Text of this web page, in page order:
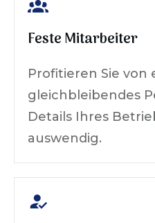
Feste Mitarbeiter
Profitieren Sie von
gleichbleibendes
Details Ihres
auswendig.